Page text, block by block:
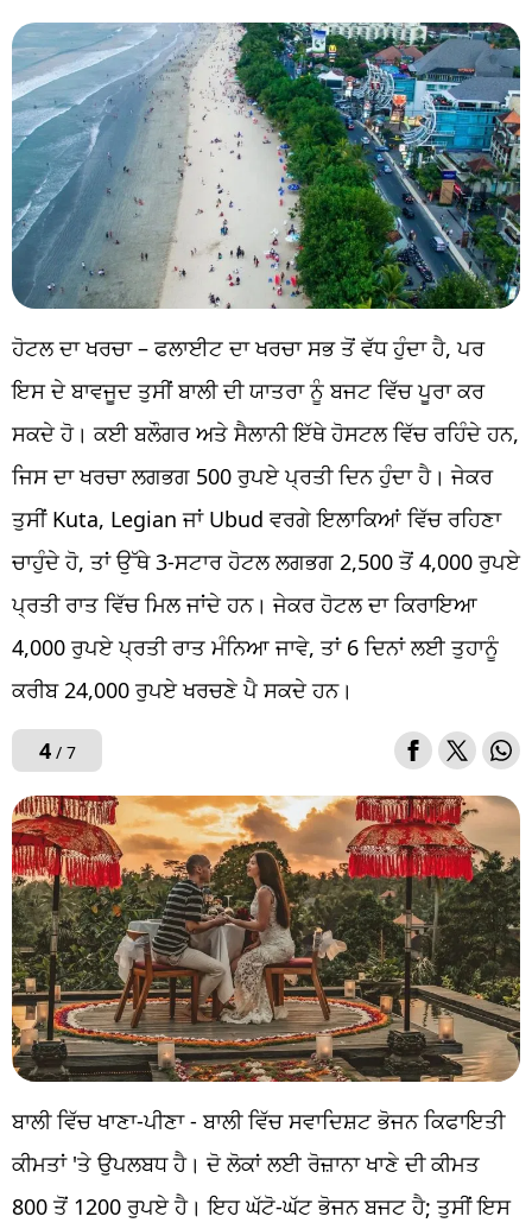
ਹੋਟਲ ਦਾ ਖਰਚਾ – ਫਲਾਈਟ ਦਾ ਖਰਚਾ ਸਭ ਤੋਂ ਵੱਧ ਹੁੰਦਾ ਹੈ, ਪਰ
ਇਸ ਦੇ ਬਾਵਜੂਦ ਤੁਸੀਂ ਬਾਲੀ ਦੀ ਯਾਤਰਾ ਨੂੰ ਬਜਟ ਵਿੱਚ ਪੂਰਾ ਕਰ
ਸਕਦੇ ਹੋ। ਕਈ ਬਲੌਗਰ ਅਤੇ ਸੈਲਾਨੀ ਇੱਥੇ ਹੋਸਟਲ ਵਿੱਚ ਰਹਿੰਦੇ ਹਨ,
ਜਿਸ ਦਾ ਖਰਚਾ ਲਗਭਗ 500 ਰੁਪਏ ਪ੍ਰਤੀ ਦਿਨ ਹੁੰਦਾ ਹੈ। ਜੇਕਰ
ਤੁਸੀਂ Kuta, Legian ਜਾਂ Ubud ਵਰਗੇ ਇਲਾਕਿਆਂ ਵਿੱਚ ਰਹਿਣਾ
ਚਾਹੁੰਦੇ ਹੋ, ਤਾਂ ਉੱਥੇ 3-ਸਟਾਰ ਹੋਟਲ ਲਗਭਗ 2,500 ਤੋਂ 4,000 ਰੁਪਏ
ਪ੍ਰਤੀ ਰਾਤ ਵਿੱਚ ਮਿਲ ਜਾਂਦੇ ਹਨ। ਜੇਕਰ ਹੋਟਲ ਦਾ ਕਿਰਾਇਆ
4,000 ਰੁਪਏ ਪ੍ਰਤੀ ਰਾਤ ਮੰਨਿਆ ਜਾਵੇ, ਤਾਂ 6 ਦਿਨਾਂ ਲਈ ਤੁਹਾਨੂੰ
ਕਰੀਬ 24,000 ਰੁਪਏ ਖਰਚਣੇ ਪੈ ਸਕਦੇ ਹਨ।
4/ 7
ਬਾਲੀ ਵਿੱਚ ਖਾਣਾ-ਪੀਣਾ - ਬਾਲੀ ਵਿੱਚ ਸਵਾਦਿਸ਼ਟ ਭੋਜਨ ਕਿਫਾਇਤੀ
ਕੀਮਤਾਂ 'ਤੇ ਉਪਲਬਧ ਹੈ। ਦੋ ਲੋਕਾਂ ਲਈ ਰੋਜ਼ਾਨਾ ਖਾਣੇ ਦੀ ਕੀਮਤ
800 ਤੋਂ 1200 ਰੁਪਏ ਹੈ। ਇਹ ਘੱਟੋ-ਘੱਟ ਭੋਜਨ ਬਜਟ ਹੈ; ਤੁਸੀਂ ਇਸ